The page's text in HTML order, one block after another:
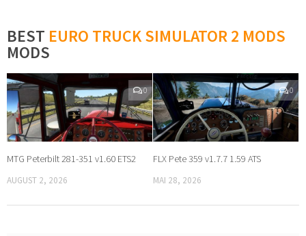
BEST EURO TRUCK SIMULATOR 2 MODS
MODS
0
MTG Peterbilt 281-351 v1.60 ETS2
AUGUST 2, 2026
0
FLX Pete 359 v1.7.7 1.59 ATS
MAI 28, 2026